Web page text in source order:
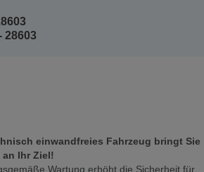
28603
einwandfreies Fahrzeug bringt Sie
Ihr Ziel!
Wartung erhöht die Sicherheit für